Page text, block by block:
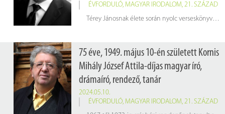
ÉVFORDULÓ, MAGYAR IRODALOM, 21. SZÁZAD
Térey Jánosnak élete során nyolc verseskönyve és egy novelláskötete jelent meg. Legjelentősebb munkája a
75 éve, 1949. május 10-én született Kornis
Mihály József Attila-díjas magyar író,
drámaíró, rendező, tanár
2024.05.10.
ÉVFORDULÓ, MAGYAR IRODALOM, 21. SZÁZAD